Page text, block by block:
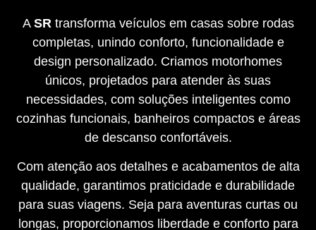
A SRtransforma veículos em casas sobre rodas
completas, unindo conforto, funcionalidade e
design personalizado. Criamos motorhomes
únicos, projetados para atender às suas
necessidades, com soluções inteligentes como
cozinhas funcionais, banheiros compactos e áreas
de descanso confortáveis.
Com atenção aos detalhes e acabamentos de alta
qualidade, garantimos praticidade e durabilidade
para suas viagens. Seja para aventuras curtas ou
longas, proporcionamos liberdade e conforto para